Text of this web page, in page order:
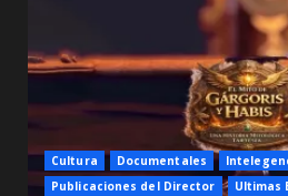
Cultura Documentales
Publicaciones del Director
Ultimas